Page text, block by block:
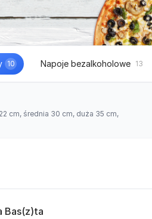
10 Napoje bezalkoholowe 13
cm, średnia 30 cm, duża 35 cm,
Bas(z)ta